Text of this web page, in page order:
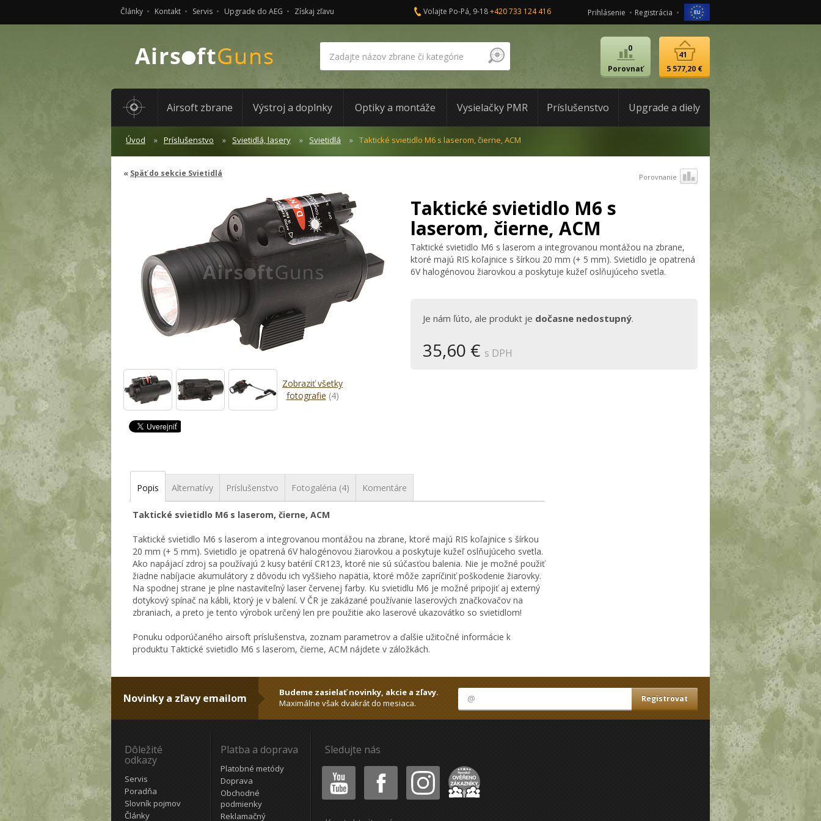
Články Kontakt Servis Upgrade do AEG Získaj zľavu Volajte Po-Pá, 9-18+420 733 124 416 Prihlásenie Registrácia
Porovnať
0
5 577,20 €
41
Airsoft zbrane Výstroj a doplnky Optiky a montáže Vysielačky PMR Príslušenstvo Upgrade a diely
Úvod Príslušenstvo Svietidlá, lasery Svietidlá Taktické svietidlo M6 s laserom, čierne, ACM
Späť do sekcie Svietidlá Porovnanie
Zobraziť všetky
fotografie (4)
Taktické svietidlo M6 s
laserom, čierne, ACM
Taktické svietidlo M6 s laserom a integrovanou montážou na zbrane,
ktoré majú RIS koľajnice s šírkou 20 mm (+ 5 mm). Svietidlo je opatrená
6V halogénovou žiarovkou a poskytuje kužeľ oslňujúceho svetla.
Je nám ľúto, ale produkt je dočasne nedostupný.
35,60 € s DPH
Popis Alternatívy Príslušenstvo Fotogaléria (4) Komentáre
Taktické svietidlo M6 s laserom, čierne, ACM
Taktické svietidlo M6 s laserom a integrovanou montážou na zbrane, ktoré majú RIS koľajnice s šírkou
20 mm (+ 5 mm). Svietidlo je opatrená 6V halogénovou žiarovkou a poskytuje kužeľ oslňujúceho svetla.
Ako napájací zdroj sa používajú 2 kusy batérií CR123, ktoré nie sú súčasťou balenia. Nie je možné použiť
žiadne nabíjacie akumulátory z dôvodu ich vyššieho napätia, ktoré môže zapríčiniť poškodenie žiarovky.
Na spodnej strane je plne nastaviteľný laser červenej farby. Ku svietidlu M6 je možné pripojiť aj externý
dotykový spínač na kábli, ktorý je v balení. V ČR je zakázané používanie laserových značkovačov na
zbraniach, a preto je tento výrobok určený len pre použitie ako laserové ukazovátko so svietidlom!
Ponuku odporúčaného airsoft príslušenstva, zoznam parametrov a ďalšie užitočné informácie k
produktu Taktické svietidlo M6 s laserom, čierne, ACM nájdete v záložkách.
Novinky a zľavy emailom
Budeme zasielať novinky, akcie a zľavy.
Maximálne však dvakrát do mesiaca.
Dôležité
odkazy
Servis
Poradňa
Slovník pojmov
Články
Platba a doprava
Platobné metódy
Doprava
Obchodné
podmienky
Reklamačný
Sledujte nás
Youtube Facebook Instagram Heureka